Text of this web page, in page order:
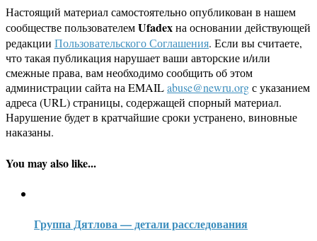
Настоящий материал самостоятельно опубликован в нашем
сообществе пользователемUfadexна основании действующей
редакции Пользовательского Соглашения. Если вы считаете,
что такая публикация нарушает ваши авторские и/или
смежные права, вам необходимо сообщить об этом
администрации сайта на EMAILabuse@newru.orgс указанием
адреса (URL) страницы, содержащей спорный материал.
Нарушение будет в кратчайшие сроки устранено, виновные
наказаны.
You may also like...
Группа Дятлова — детали расследования